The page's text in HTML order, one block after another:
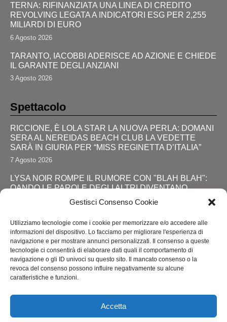
Gestisci Consenso Cookie
Utilizziamo tecnologie come i cookie per memorizzare e/o accedere alle
informazioni del dispositivo. Lo facciamo per migliorare l'esperienza di
navigazione e per mostrare annunci personalizzati. Il consenso a queste
tecnologie ci consentirà di elaborare dati quali il comportamento di
navigazione o gli ID univoci su questo sito. Il mancato consenso o la
revoca del consenso possono influire negativamente su alcune
caratteristiche e funzioni.
Accetta
TERNA: RIFINANZIATA UNA LINEA DI CREDITO
REVOLVING LEGATA A INDICATORI ESG PER 2,255
MILIARDI DI EURO
6 Agosto 2026
TARANTO, IACOBBI ADERISCE AD AZIONE E CHIEDE
IL GARANTE DEGLI ANZIANI
3 Agosto 2026
Spettacolo
RICCIONE, È LOLA STAR LA NUOVA PERLA: DOMANI
SERA AL NEREIDAS BEACH CLUB LA VEDETTE
SARÀ IN GIURIA PER “MISS REGINETTA D’ITALIA”
7 Agosto 2026
LYSA NOIR ROMPE IL RUMORE CON "BLAH BLAH":
QANDO LE PAROLE DEGLI ALTRI DIVENTANO
JOHNNY DEPP RITORNA DA PROTAGONISTA: IL
GRANDE SHOW AL COMIC-CON E LA SVOLTA
DEFINITIVA!
24 Luglio 2026
RIMINI, LOLA STAR “ANTICIPA” IL PRIDE CON UNA
MAREBELLO A MIRAMARE